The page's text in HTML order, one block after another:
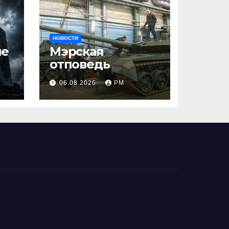
НОВОСТИ
Мэрская
отповедь
06.08.2026 РМ